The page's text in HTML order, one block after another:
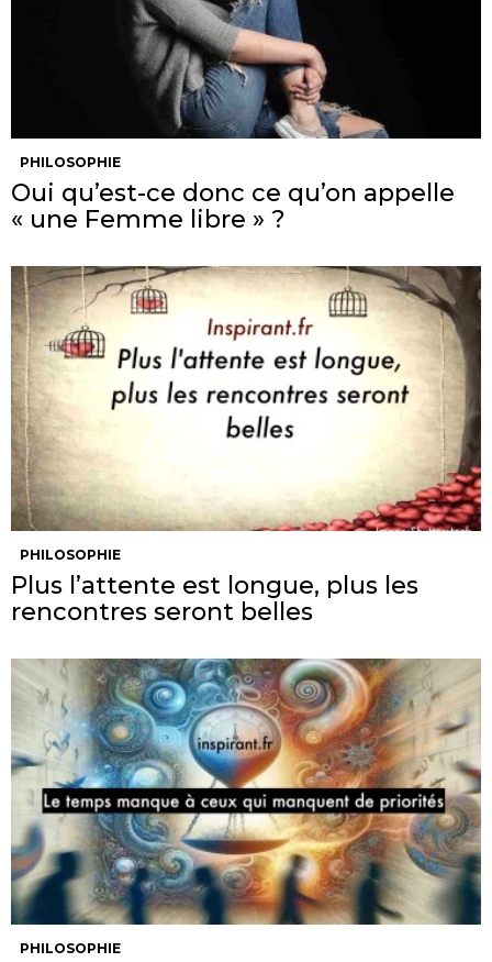
PHILOSOPHIE
Oui qu’est-ce donc ce qu’on appelle
« une Femme libre » ?
PHILOSOPHIE
Plus l’attente est longue, plus les
rencontres seront belles
PHILOSOPHIE